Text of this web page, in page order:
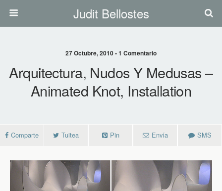
Judit Bellostes
27 Octubre, 2010 • 1 Comentario
Arquitectura, Nudos Y Medusas –
Animated Knot, Installation
Comparte Tuitea Pin Envía SMS